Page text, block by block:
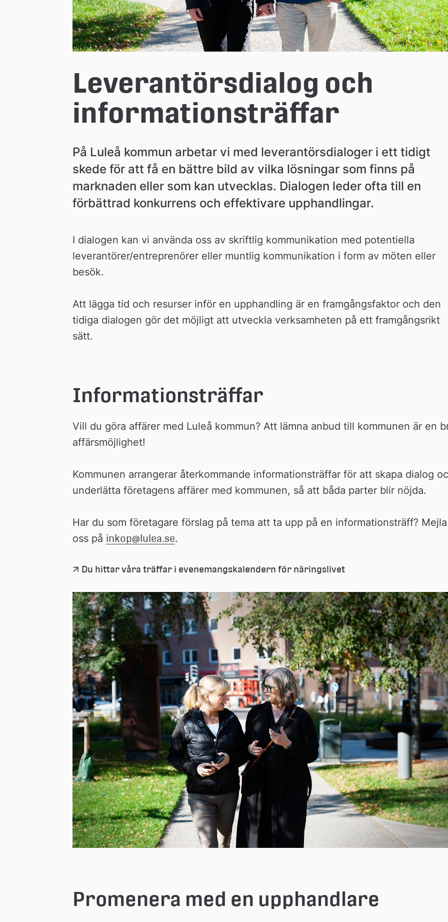
Leverantörsdialog och
informationsträffar
På Luleå kommun arbetar vi med leverantörsdialoger i ett tidigt
skede för att få en bättre bild av vilka lösningar som finns på
marknaden eller som kan utvecklas. Dialogen leder ofta till en
förbättrad konkurrens och effektivare upphandlingar.
I dialogen kan vi använda oss av skriftlig kommunikation med potentiella
leverantörer/entreprenörer eller muntlig kommunikation i form av möten eller
besök.
Att lägga tid och resurser inför en upphandling är en framgångsfaktor och den
tidiga dialogen gör det möjligt att utveckla verksamheten på ett framgångsrikt
sätt.
Informationsträffar
Vill du göra affärer med Luleå kommun? Att lämna anbud till kommunen är en
affärsmöjlighet!
Kommunen arrangerar återkommande informationsträffar för att skapa dialog
underlätta företagens affärer med kommunen, så att båda parter blir nöjda.
Har du som företagare förslag på tema att ta upp på en informationsträff? Mejla
oss på inkop@lulea.se.
Du hittar våra träffar i evenemangskalendern för näringslivet
Promenera med en upphandlare